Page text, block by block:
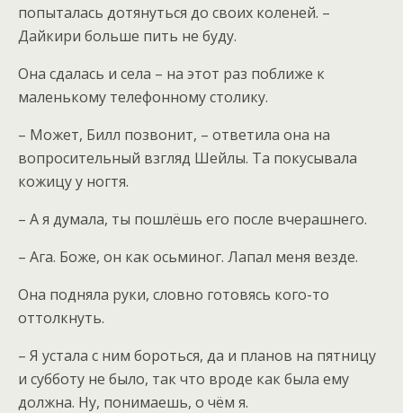
попыталась дотянуться до своих коленей. –
Дайкири больше пить не буду.
Она сдалась и села – на этот раз поближе к
маленькому телефонному столику.
– Может, Билл позвонит, – ответила она на
вопросительный взгляд Шейлы. Та покусывала
кожицу у ногтя.
– А я думала, ты пошлёшь его после вчерашнего.
– Ага. Боже, он как осьминог. Лапал меня везде.
Она подняла руки, словно готовясь кого-то
оттолкнуть.
– Я устала с ним бороться, да и планов на пятницу
и субботу не было, так что вроде как была ему
должна. Ну, понимаешь, о чём я.